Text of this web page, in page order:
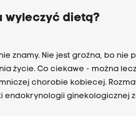
wyleczyć dietą?
znamy. Nie jest groźna, bo nie
życie. Co ciekawe - można
chorobie kobiecej.
endokrynologii ginekologicznej